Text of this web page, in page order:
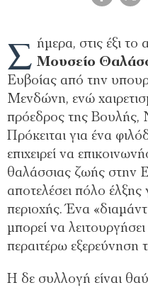
Σ ήμερα, στις έξι το
Μουσείο
Ευβοίας από την
Μενδώνη, ενώ
πρόεδρος της Βουλής,
Πρόκειται για ένα
επιχειρεί να
θαλάσσιας ζωής στην
αποτελέσει πόλο έλξης
περιοχής. Ένα
μπορεί να
περαιτέρω εξερεύνηση
Η δε συλλογή είναι